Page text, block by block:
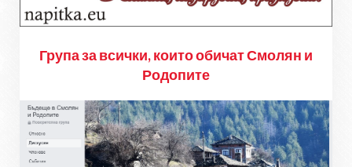
Група за всички, които обичат Смолян и
Родопите